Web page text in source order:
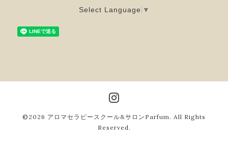
Select Language ▼
©2026 アロマセラピースクール&サロンParfum . All Rights
Reserved.